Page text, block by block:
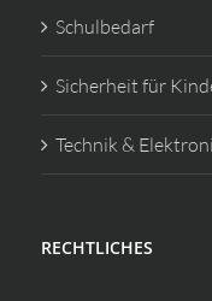
Schulbedarf
Sicherheit für
Technik &
RECHTLICHES